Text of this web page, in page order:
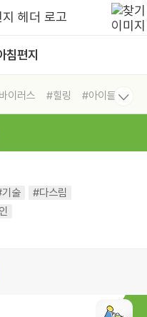
침편지
이러스 #힐링
#아이들
술
#다스림